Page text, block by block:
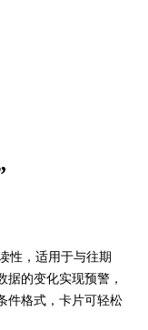
，适用于与往期
的变化实现预警，
件格式，卡片可轻松